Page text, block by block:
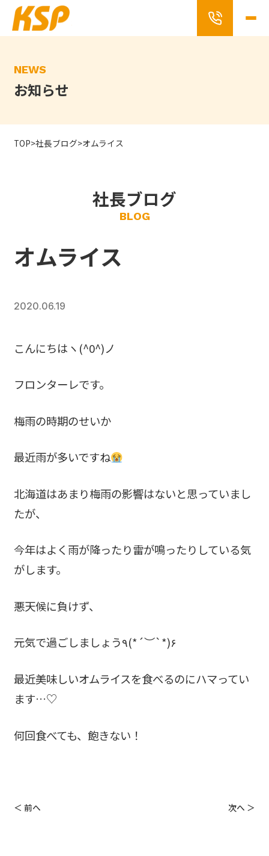
Skip
the
content
NEWS
お知らせ
TOP>社長ブログ>オムライス
社長ブログ
BLOG
オムライス
2020.06.19
こんにちはヽ(^0^)ノ
フロンターレです。
梅雨の時期のせいか
最近雨が多いですね
北海道はあまり梅雨の影響はないと思っていまし
たが、
今年はよく雨が降ったり雷が鳴ったりしている気
がします。
悪天候に負けず、
元気で過ごしましょう٩(*´︶`*)۶
最近美味しいオムライスを食べるのにハマってい
ます…♡
何回食べても、飽きない！
＜ 前へ 次へ ＞